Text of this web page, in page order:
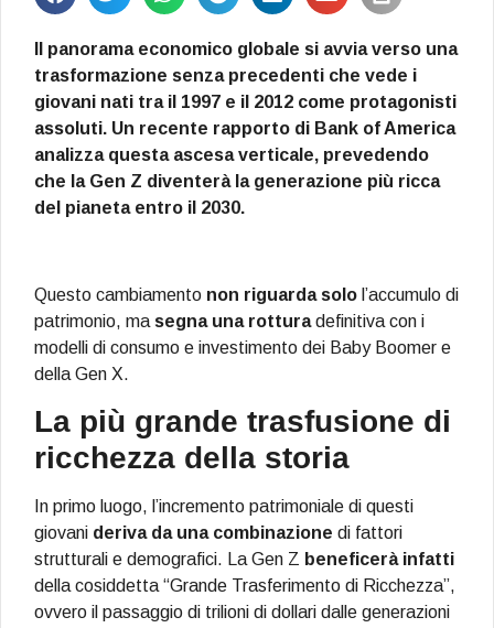
Il panorama economico globale si avvia verso una
trasformazione senza precedenti che vede i
giovani nati tra il 1997 e il 2012 come protagonisti
assoluti. Un recente rapporto di Bank of America
analizza questa ascesa verticale, prevedendo
che la Gen Z diventerà la generazione più ricca
del pianeta entro il 2030.
Questo cambiamento non riguarda solo l’accumulo di
patrimonio, ma segna una rotturadefinitiva con i
modelli di consumo e investimento dei Baby Boomer e
della Gen X.
La più grande trasfusione di
ricchezza della storia
In primo luogo, l’incremento patrimoniale di questi
giovani deriva da una combinazione di fattori
strutturali e demografici. La Gen Z beneficerà infatti
della cosiddetta “Grande Trasferimento di Ricchezza”,
ovvero il passaggio di trilioni di dollari dalle generazioni